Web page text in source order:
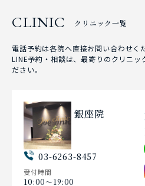
CLINIC クリニック一覧
電話予約は各院へ直接お問い合わせく
LINE予約・相談は、最寄りのクリニッ
ださい。
銀座院
03-6263-8457
受付時間
10:00〜19:00